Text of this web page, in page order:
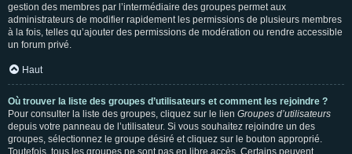
gestion des membres par l’intermédiaire des groupes permet aux
administrateurs de modifier rapidement les permissions de plusieurs membres
à la fois, telles qu’ajouter des permissions de modération ou rendre accessible
un forum privé.
Haut
Où trouver la liste des groupes d’utilisateurs et comment les rejoindre ?
Pour consulter la liste des groupes, cliquez sur le lien Groupes d’utilisateurs
depuis votre panneau de l’utilisateur. Si vous souhaitez rejoindre un des
groupes, sélectionnez le groupe désiré et cliquez sur le bouton approprié.
Toutefois, tous les groupes ne sont pas en libre accès. Certains peuvent